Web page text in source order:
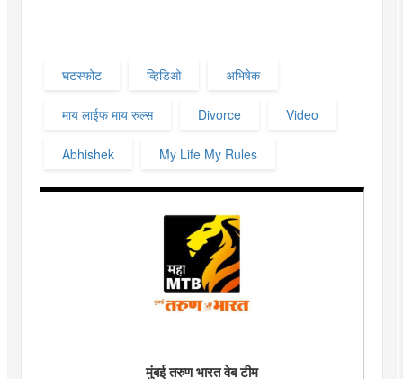
घटस्फोट व्हिडिओ अभिषेक
माय लाईफ माय रुल्स Divorce Video
Abhishek My Life My Rules
मुंबई तरुण भारत वेब टीम